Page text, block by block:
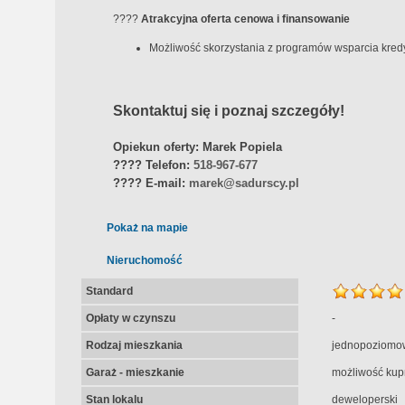
???? Atrakcyjna oferta cenowa i finansowanie
Możliwość skorzystania z programów wsparcia
Skontaktuj się i poznaj szczegóły!
Opiekun oferty: Marek Popiela
???? Telefon: 518-967-677
???? E-mail: marek@sadurscy.pl
Pokaż na mapie
Nieruchomość
Standard
Opłaty w czynszu -
Rodzaj mieszkania
Garaż - mieszkanie możliwość
Stan lokalu deweloperski